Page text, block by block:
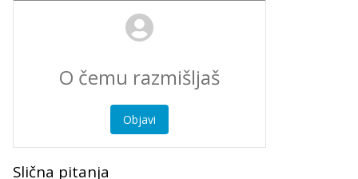
Objavi
Slična pitanja